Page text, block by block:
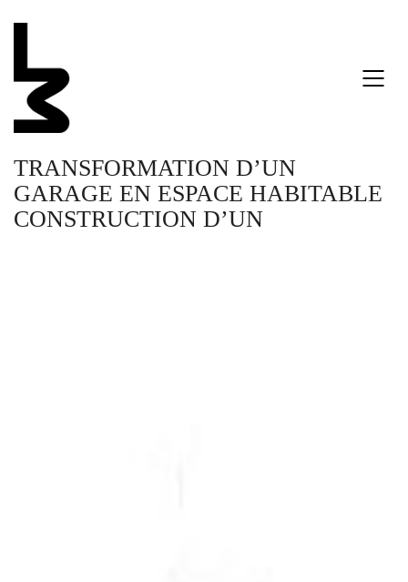
TRANSFORMATION D’UN
GARAGE EN ESPACE HABITABLE
CONSTRUCTION D’UN